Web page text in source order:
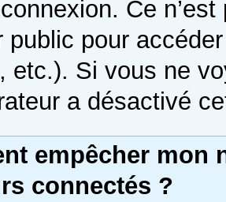
Ce
public pour
etc.). Si vous ne
a désactivé
empêcher mon
connectés ?